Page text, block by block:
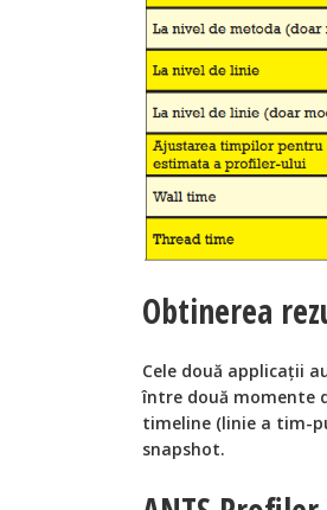
Obtinerea
Cele două applicații
între două momente
timeline (linie a tim-
snapshot.